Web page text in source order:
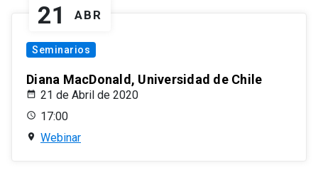
21 ABR
Seminarios
Diana MacDonald, Universidad de Chile
21 de Abril de 2020
17:00
Webinar